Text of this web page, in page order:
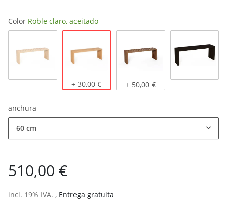
Color Roble claro, aceitado
Roble naturalRoble claro, aceitado
+ 30,00 € Roble oscuro, aceitado
+ 50,00 €
anchura
60 cm
510,00 €
incl. 19% IVA. , Entrega gratuita